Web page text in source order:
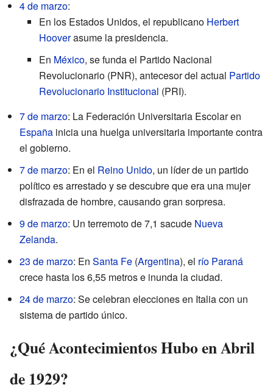
4 de marzo:
En los Estados Unidos, el republicano Herbert
Hooverasume la presidencia.
En México, se funda el Partido Nacional
Revolucionario (PNR), antecesor del actual Partido
Revolucionario Institucional (PRI).
7 de marzo: La Federación Universitaria Escolar en
España inicia una huelga universitaria importante contra
el gobierno.
7 de marzo: En el Reino Unido, un líder de un partido
político es arrestado y se descubre que era una mujer
disfrazada de hombre, causando gran sorpresa.
9 de marzo: Un terremoto de 7,1 sacude Nueva
Zelanda.
23 de marzo: En Santa Fe (Argentina), el río Paraná
crece hasta los 6,55 metros e inunda la ciudad.
24 de marzo: Se celebran elecciones en Italia con un
sistema de partido único.
¿Qué Acontecimientos Hubo en Abril
de 1929?